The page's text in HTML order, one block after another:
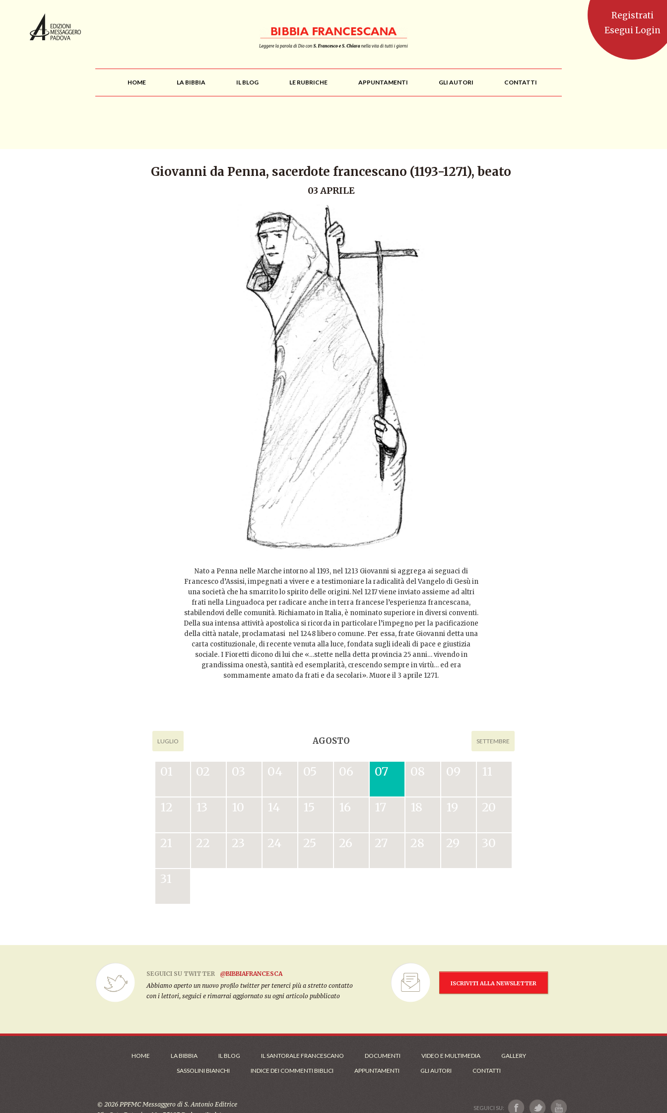
HOME LA BIBBIA IL BLOG LE RUBRICHE APPUNTAMENTI GLI AUTORI CONTATTI
Giovanni da Penna, sacerdote francescano (1193-1271), beato
03 APRILE
Nato a Penna nelle Marche intorno al 1193, nel 1213 Giovanni si aggrega ai seguaci di
Francesco d’Assisi, impegnati a vivere e a testimoniare la radicalità del Vangelo di Gesù in
una società che ha smarrito lo spirito delle origini. Nel 1217 viene inviato assieme ad altri
frati nella Linguadoca per radicare anche in terra francese l’esperienza francescana,
stabilendovi delle comunità. Richiamato in Italia, è nominato superiore in diversi conventi.
Della sua intensa attività apostolica si ricorda in particolare l’impegno per la pacificazione
della città natale, proclamatasi nel 1248 libero comune. Per essa, frate Giovanni detta una
carta costituzionale, di recente venuta alla luce, fondata sugli ideali di pace e giustizia
sociale. I Fioretti dicono di lui che «…stette nella detta provincia 25 anni… vivendo in
grandissima onestà, santità ed esemplarità, crescendo sempre in virtù… ed era
sommamente amato da frati e da secolari». Muore il 3 aprile 1271.
AGOSTO
LUGLIO SETTEMBRE
01 02 03 04 05 06 07 08 09 11
12 13 10 14 15 16 17 18 19 20
21 22 23 24 25 26 27 28 29 30
31
SEGUICI SU TWITTER
@BIBBIAFRANCESCA
Abbiamo aperto un nuovo profilo twitter per tenerci più a stretto contatto
con i lettori, seguici e rimarrai aggiornato su ogni articolo pubblicato
ISCRIVITI ALLA NEWSLETTER
HOME LA BIBBIA IL BLOG IL SANTORALE FRANCESCANO DOCUMENTI VIDEO E MULTIMEDIA
GALLERY
SASSOLINI BIANCHI
INDICE DEI COMMENTI BIBLICI APPUNTAMENTI GLI AUTORI CONTATTI
© 2026 PPFMC Messaggero di S. Antonio Editrice
SEGUICI SU:
Registrati
Esegui Login